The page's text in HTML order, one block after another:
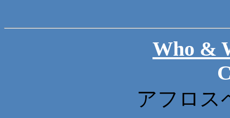
Who &
アフロス